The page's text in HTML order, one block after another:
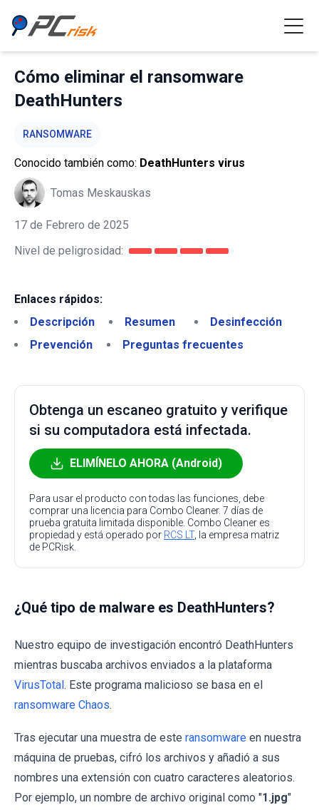
Cómo eliminar el ransomware
DeathHunters
RANSOMWARE
Conocido también como: DeathHunters virus
Tomas Meskauskas
17 de Febrero de 2025
Nivel de peligrosidad:
Enlaces rápidos:
Descripción
Resumen
Desinfección
Prevención
Preguntas frecuentes
Obtenga un escaneo gratuito y verifique
si su computadora está infectada.
ELIMÍNELO AHORA (Android)
Para usar el producto con todas las funciones, debe
comprar una licencia para Combo Cleaner. 7 días de
prueba gratuita limitada disponible. Combo Cleaner es
propiedad y está operado por RCS LT, la empresa matriz
de PCRisk.
¿Qué tipo de malware es DeathHunters?
Nuestro equipo de investigación encontró DeathHunters
mientras buscaba archivos enviados a la plataforma
VirusTotal. Este programa malicioso se basa en el
ransomware Chaos.
Tras ejecutar una muestra de este ransomware en nuestra
máquina de pruebas, cifró los archivos y añadió a sus
nombres una extensión con cuatro caracteres aleatorios.
Por ejemplo, un nombre de archivo original como "1.jpg"